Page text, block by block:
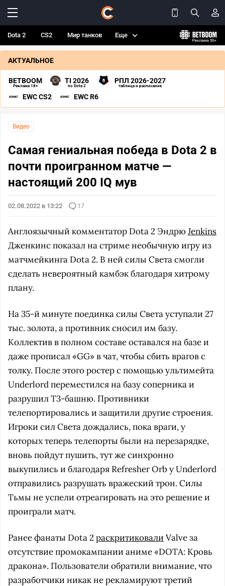
Dota 2 CS2 Мир танков Еще
АКТУАЛЬНОЕ
BETBOOM
Реклама 18+
TI 2026
по Dota 2
РПЛ 2026-2027
таблица и расписание
EWC CS2 EWC R6
Видео
Самая гениальная победа в Dota 2 в
почти проигранном матче —
настоящий 200 IQ мув
02.08.2022 в 13:22 17
Англоязычный комментатор Dota 2 ЭндрюJenkins
Дженкинс показал на стриме необычную игру из
матчмейкинга Dota 2. В ней силы Света смогли
сделать невероятный камбэк благодаря хитрому
плану.
На 35-й минуте поединка силы Света уступали 27
тыс. золота, а противник сносил им базу.
Коллектив в полном составе оставался на базе и
даже прописал «GG» в чат, чтобы сбить врагов с
толку. После этого ростер с помощью ультимейта
Underlord переместился на базу соперника и
разрушил Т3-башню. Противники
телепортировались и защитили другие строения.
Игроки сил Света дождались, пока враги, у
которых теперь телепорты были на перезарядке,
вновь пойдут пушить, тут же синхронно
выкупились и благодаря Refresher Orb у Underlord
отправились разрушать вражеский трон. Силы
Тьмы не успели отреагировать на это решение и
проиграли матч.
Ранее фанаты Dota 2раскритиковали Valve за
отсутствие промокампании аниме «DOTA: Кровь
дракона». Пользователи обратили внимание, что
разработчики никак не рекламируют третий